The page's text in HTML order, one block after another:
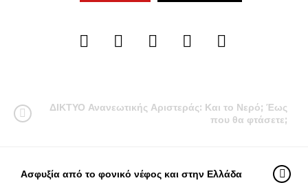
ΔΙΚΤΥΟ Ανανεωτικής Αριστεράς: Και το Νερό; Έως
που θα φτάσετε;
Ασφυξία από το φονικό νέφος και στην Ελλάδα